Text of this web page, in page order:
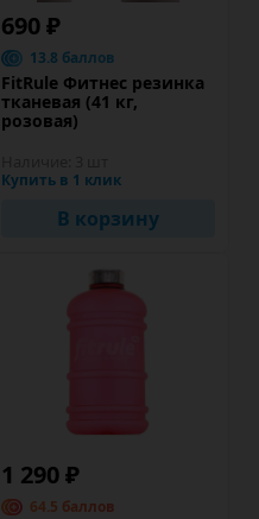
690 ₽
13.8 баллов
FitRule Фитнес резинка
тканевая (41 кг,
розовая)
Купить в 1 клик
В корзину
1 290 ₽
64.5 баллов